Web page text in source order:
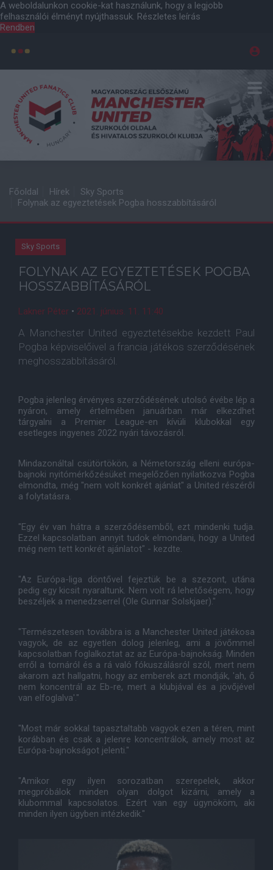
A weboldalunkon cookie-kat használunk, hogy a legjobb
felhasználói élményt nyújthassuk. Részletes leírás
Rendben
Főoldal Hírek
Sky Sports
Folynak az egyeztetések Pogba hosszabbításáról
Sky Sports
FOLYNAK AZ EGYEZTETÉSEK POGBA
HOSSZABBÍTÁSÁRÓL
Lakner Péter • 2021. június. 11. 11:40
A Manchester United egyeztetésekbe kezdett Paul
Pogba képviselőivel a francia játékos szerződésének
meghosszabbításáról.
Pogba jelenleg érvényes szerződésének utolsó évébe lép a
nyáron, amely értelmében januárban már elkezdhet
tárgyalni a Premier League-en kívüli klubokkal egy
esetleges ingyenes 2022 nyári távozásról.
Mindazonáltal csütörtökön, a Németország elleni európa-
bajnoki nyitómérkőzésüket megelőzően nyilatkozva Pogba
elmondta, még "nem volt konkrét ajánlat" a United részéről
a folytatásra.
"Egy év van hátra a szerződésemből, ezt mindenki tudja.
Ezzel kapcsolatban annyit tudok elmondani, hogy a United
még nem tett konkrét ajánlatot" - kezdte.
"Az Európa-liga döntővel fejeztük be a szezont, utána
pedig egy kicsit nyaraltunk. Nem volt rá lehetőségem, hogy
beszéljek a menedzserrel (Ole Gunnar Solskjaer)."
"Természetesen továbbra is a Manchester United játékosa
vagyok, de az egyetlen dolog jelenleg, ami a jövőmmel
kapcsolatban foglalkoztat az az Európa-bajnokság. Minden
erről a tornáról és a rá való fókuszálásról szól, mert nem
akarom azt hallgatni, hogy az emberek azt mondják, 'ah, ő
nem koncentrál az Eb-re, mert a klubjával és a jövőjével
van elfoglalva'."
"Most már sokkal tapasztaltabb vagyok ezen a téren, mint
korábban és csak a jelenre koncentrálok, amely most az
Európa-bajnokságot jelenti."
"Amikor egy ilyen sorozatban szerepelek, akkor
megpróbálok minden olyan dolgot kizárni, amely a
klubommal kapcsolatos. Ezért van egy ügynököm, aki
minden ilyen ügyben intézkedik."